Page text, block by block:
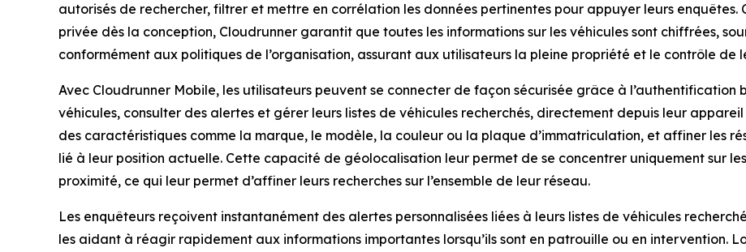
autorisés de rechercher, filtrer et mettre en corrélation les données pertinentes pour appuyer leurs enquêtes.
privée dès la conception, Cloudrunner garantit que toutes les informations sur les véhicules sont chiffrées,
conformément aux politiques de l’organisation, assurant aux utilisateurs la pleine propriété et le contrôle de
Avec Cloudrunner Mobile, les utilisateurs peuvent se connecter de façon sécurisée grâce à l’authentification
véhicules, consulter des alertes et gérer leurs listes de véhicules recherchés, directement depuis leur
des caractéristiques comme la marque, le modèle, la couleur ou la plaque d’immatriculation, et affiner les
lié à leur position actuelle. Cette capacité de géolocalisation leur permet de se concentrer uniquement sur
proximité, ce qui leur permet d’affiner leurs recherches sur l’ensemble de leur réseau.
Les enquêteurs reçoivent instantanément des alertes personnalisées liées à leurs listes de véhicules
les aidant à réagir rapidement aux informations importantes lorsqu’ils sont en patrouille ou en intervention.